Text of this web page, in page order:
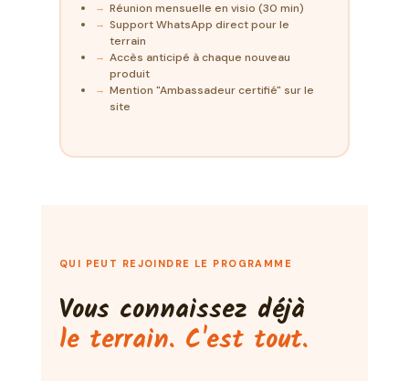
Réunion mensuelle en visio (30 min)
Support WhatsApp direct pour le
terrain
Accès anticipé à chaque nouveau
produit
Mention "Ambassadeur certifié" sur le
site
QUI PEUT REJOINDRE LE PROGRAMME
Vous connaissez déjà
le terrain. C'est tout.